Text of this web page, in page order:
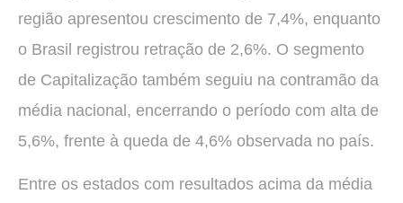
região apresentou crescimento de 7,4%, enquanto
o Brasil registrou retração de 2,6%. O segmento
de Capitalização também seguiu na contramão da
média nacional, encerrando o período com alta de
5,6%, frente à queda de 4,6% observada no país.
Entre os estados com resultados acima da média